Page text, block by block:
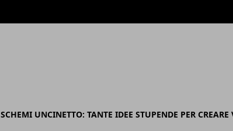
SCHEMI UNCINETTO: TANTE IDEE STUPENDE PER